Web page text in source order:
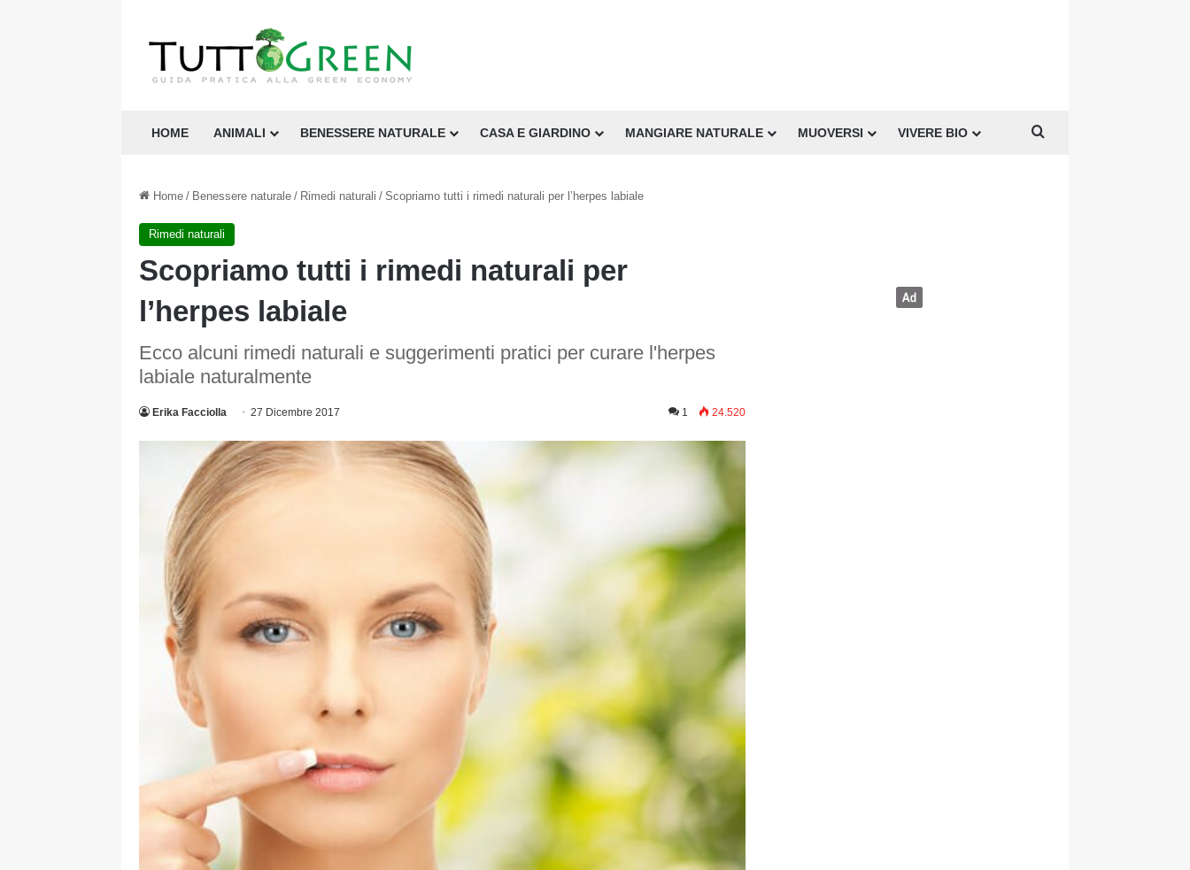
HOME ANIMALI BENESSERE NATURALE CASA E GIARDINO MANGIARE NATURALE MUOVERSI VIVERE BIO
Home / Benessere naturale / Rimedi naturali / Scopriamo tutti i rimedi naturali per l’herpes labiale
Rimedi naturali
Scopriamo tutti i rimedi naturali per
l’herpes labiale
Ecco alcuni rimedi naturali e suggerimenti pratici per curare l'herpes
labiale naturalmente
Erika Facciolla 27 Dicembre 2017 1 24.520